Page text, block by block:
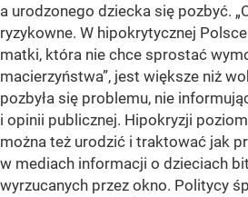
a urodzonego dziecka się pozbyć.
ryzykowne. W hipokrytycznej
matki, która nie chce sprostać
macierzyństwa”, jest większe niż
pozbyła się problemu, nie
i opinii publicznej. Hipokryzji
można też urodzić i traktować jak
w mediach informacji o dzieciach
wyrzucanych przez okno. Politycy